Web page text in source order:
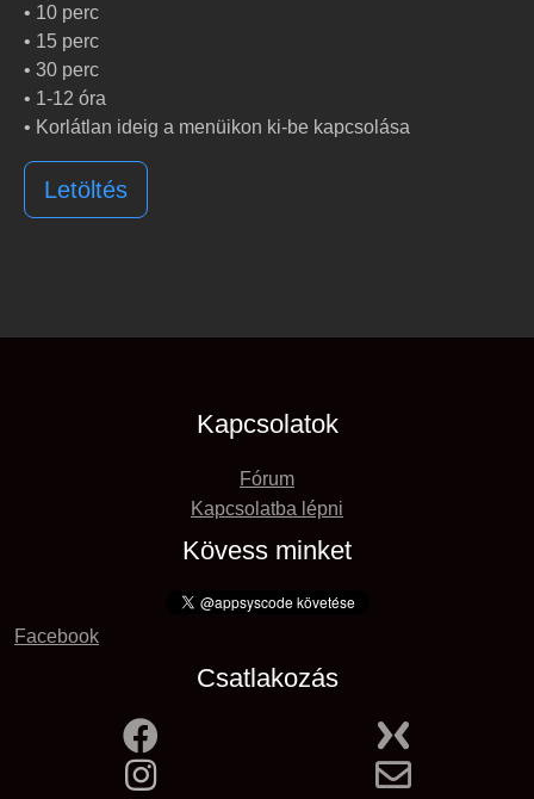
• 10 perc
• 15 perc
• 30 perc
• 1-12 óra
• Korlátlan ideig a menüikon ki-be kapcsolása
Letöltés
Kapcsolatok
Fórum
Kapcsolatba lépni
Kövess minket
Facebook
Csatlakozás